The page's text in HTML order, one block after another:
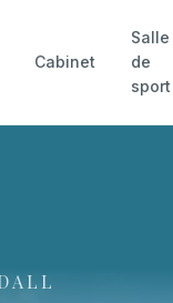
Cabinet
Salle
de
sport